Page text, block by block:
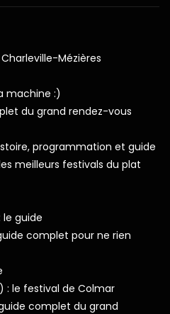
Mézières
machine :)
du grand rendez-vous
programmation et guide
meilleurs festivals du plat
le guide
complet pour ne rien
: le festival de Colmar
complet du grand